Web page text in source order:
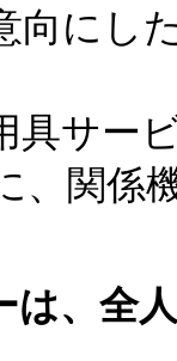
向にし
具サー
、関係
、全